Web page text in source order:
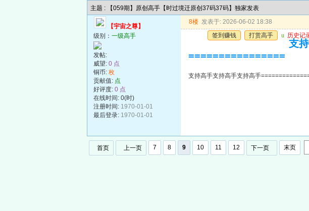
主题 : 【059期】原创高手【时过境迁原创37码37码】独家发表
【宇宙之尊】
级别： 一级高手
发帖:
威望: 0 点
铜币: 枚
贡献值: 点
好评度: 0 点
在线时间: 0(时)
注册时间: 1970-01-01
最后登录: 1970-01-01
8楼 发表于: 2026-06-02 18:38
签到赚钱
打赏高手 u 历史记
支
================
支持高手支持高手支持高手
首页 上一页 7 8 9 10 11 12 下一页 末页